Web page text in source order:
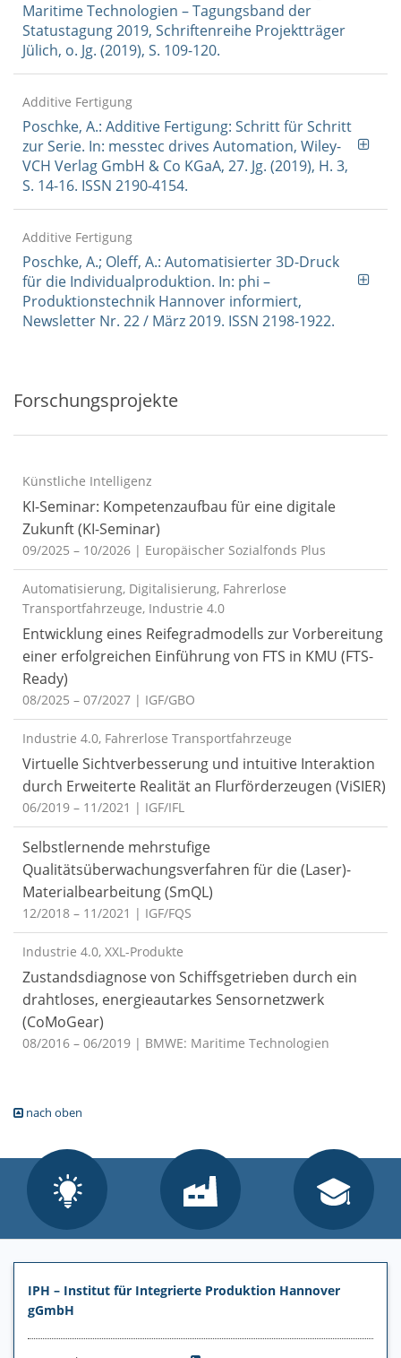
Maritime Technologien – Tagungsband der
Statustagung 2019, Schriftenreihe Projektträger
Jülich, o. Jg. (2019), S. 109-120.
Additive Fertigung
Poschke, A.: Additive Fertigung: Schritt für Schritt
zur Serie. In: messtec drives Automation, Wiley-
VCH Verlag GmbH & Co KGaA, 27. Jg. (2019), H. 3,
S. 14-16. ISSN 2190-4154.
Additive Fertigung
Poschke, A.; Oleff, A.: Automatisierter 3D-Druck
für die Individualproduktion. In: phi –
Produktionstechnik Hannover informiert,
Newsletter Nr. 22 / März 2019. ISSN 2198-1922.
Forschungsprojekte
Künstliche Intelligenz
KI-Seminar: Kompetenzaufbau für eine digitale
Zukunft (KI-Seminar)
09/2025 – 10/2026 | Europäischer Sozialfonds Plus
Automatisierung, Digitalisierung, Fahrerlose
Transportfahrzeuge, Industrie 4.0
Entwicklung eines Reifegradmodells zur Vorbereitung
einer erfolgreichen Einführung von FTS in KMU (FTS-
Ready)
08/2025 – 07/2027 | IGF/GBO
Industrie 4.0, Fahrerlose Transportfahrzeuge
Virtuelle Sichtverbesserung und intuitive Interaktion
durch Erweiterte Realität an Flurförderzeugen (ViSIER)
06/2019 – 11/2021 | IGF/IFL
Selbstlernende mehrstufige
Qualitätsüberwachungsverfahren für die (Laser)-
Materialbearbeitung (SmQL)
12/2018 – 11/2021 | IGF/FQS
Industrie 4.0, XXL-Produkte
Zustandsdiagnose von Schiffsgetrieben durch ein
drahtloses, energieautarkes Sensornetzwerk
(CoMoGear)
08/2016 – 06/2019 | BMWE: Maritime Technologien
nach oben
IPH – Institut für Integrierte Produktion Hannover
gGmbH